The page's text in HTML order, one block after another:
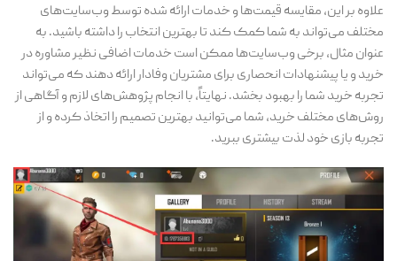
علاوه بر این، مقایسه قیمت‌ها و خدمات ارائه شده توسط وب‌سایت‌های
مختلف می‌تواند به شما کمک کند تا بهترین انتخاب را داشته باشید. به
عنوان مثال، برخی وب‌سایت‌ها ممکن است خدمات اضافی نظیر مشاوره در
خرید و یا پیشنهادات انحصاری برای مشتریان وفادار ارائه دهند که می‌تواند
تجربه خرید شما را بهبود بخشد. نهایتاً، با انجام پژوهش‌های لازم و آگاهی از
روش‌های مختلف خرید، شما می‌توانید بهترین تصمیم را اتخاذ کرده و از
تجربه بازی خود لذت بیشتری ببرید.